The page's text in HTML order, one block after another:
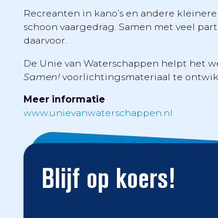
Recreanten in kano’s en andere
schoon vaargedrag. Samen met veel
daarvoor.
De Unie van Waterschappen helpt het
Samen!voorlichtingsmateriaal te
Meer informatie
www.unievanwaterschappen.nl
Blijf op koers!